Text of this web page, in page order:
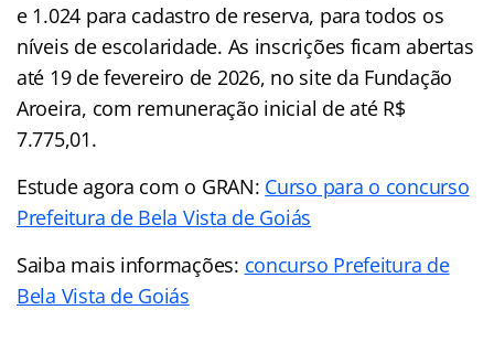
e 1.024 para cadastro de reserva, para todos os
níveis de escolaridade. As inscrições ficam abertas
até 19 de fevereiro de 2026, no site da Fundação
Aroeira, com remuneração inicial de até R$
7.775,01.
Estude agora com o GRAN: Curso para o concurso
Prefeitura de Bela Vista de Goiás
Saiba mais informações: concurso Prefeitura de
Bela Vista de Goiás